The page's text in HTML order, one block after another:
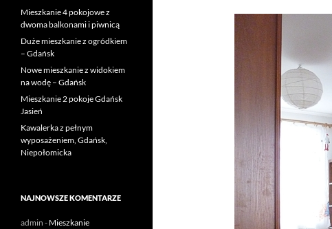
Mieszkanie 4 pokojowe z
dwoma balkonami i piwnicą
Duże mieszkanie z ogródkiem
– Gdańsk
Nowe mieszkanie z widokiem
na wodę – Gdańsk
Mieszkanie 2 pokoje Gdańsk
Jasień
Kawalerka z pełnym
wyposażeniem, Gdańsk,
Niepołomicka
NAJNOWSZE KOMENTARZE
admin - Mieszkanie